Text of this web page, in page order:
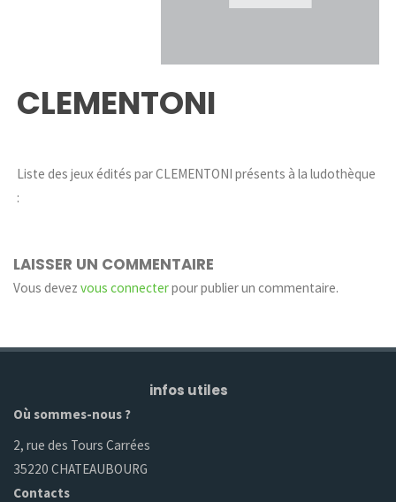
CLEMENTONI
Liste des jeux édités par CLEMENTONI présents à la ludothèque
:
LAISSER UN COMMENTAIRE
Vous devezvous connecterpour publier un commentaire.
infos utiles
Où sommes-nous ?
2, rue des Tours Carrées
35220 CHATEAUBOURG
Contacts